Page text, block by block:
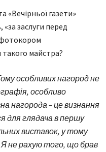
«Вечірньої газети»
заслуги перед
майстра?
особливих нагород не
особливо
нагорода – це визнання
для глядача в першу
виставок, у тому
Я не рахую того, що брав